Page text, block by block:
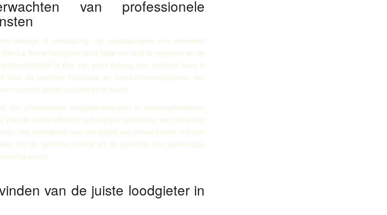
van professionele
lekkage of verstopping, zijn noodoproepen een essentieel
La Verne loodgieter staat klaar om snel te reageren en de
is hier van groot belang; een tevreden klant is
leidt tot positieve recensies en mond-tot-mondreclame, wat
van een goede reputatie in de sector.
van professionele loodgietersdiensten is kostenoptimalisatie.
vaak de meest efficiënte oplossingen aanbieden, wat kan leiden
Het inschakelen van een expert kan initieel kosten met zich
van de geboden service en de preventie van toekomstige
waard.
van de juiste loodgieter in